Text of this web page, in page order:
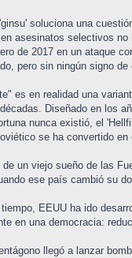
soluciona una
asesinatos selectivos
de 2017 en un ataque
pero sin ningún signo
es en realidad una
Diseñado en los
nunca existió, el
se ha convertido
un viejo sueño de las
ese país cambió su
EEUU ha ido
en una democracia:
llegó a lanzar